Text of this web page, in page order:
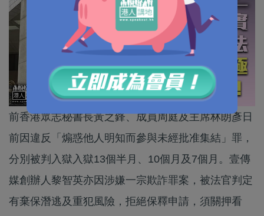
前香港眾志秘書長黃之鋒、成員周庭及主席林朗彥日
前因違反「煽惑他人明知而參與未經批准集結」罪，
分別被判入獄入獄13個半月、10個月及7個月。壹傳
媒創辦人黎智英亦因涉嫌一宗欺詐罪案，被法官判定
有棄保潛逃及重犯風險，拒絕保釋申請，須關押看